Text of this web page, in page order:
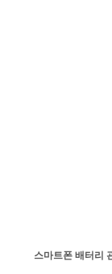
스마트폰 배터리